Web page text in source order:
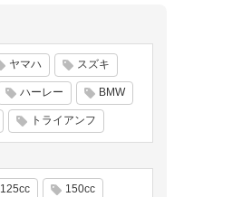
ヤマハ スズキ
ハーレー BMW
トライアンフ
125cc 150cc